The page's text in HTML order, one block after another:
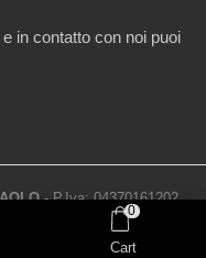
in contatto con noi puoi
- P.Iva: 04370161202
0
Cart